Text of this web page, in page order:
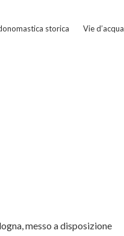
storica Vie d’acqua
messo a disposizione